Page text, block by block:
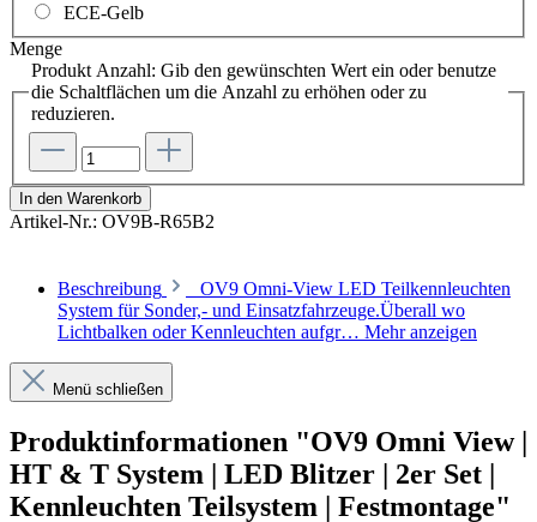
ECE-Gelb
Menge
Produkt Anzahl: Gib den gewünschten Wert ein oder benutze
die Schaltflächen um die Anzahl zu erhöhen oder zu
reduzieren.
In den Warenkorb
Artikel-Nr.: OV9B-R65B2
Beschreibung
OV9 Omni-View LED Teilkennleuchten
System für Sonder,- und Einsatzfahrzeuge.Überall wo
Lichtbalken oder Kennleuchten aufgr… Mehr anzeigen
Menü schließen
Produktinformationen "OV9 Omni View |
HT & T System | LED Blitzer | 2er Set |
Kennleuchten Teilsystem | Festmontage"